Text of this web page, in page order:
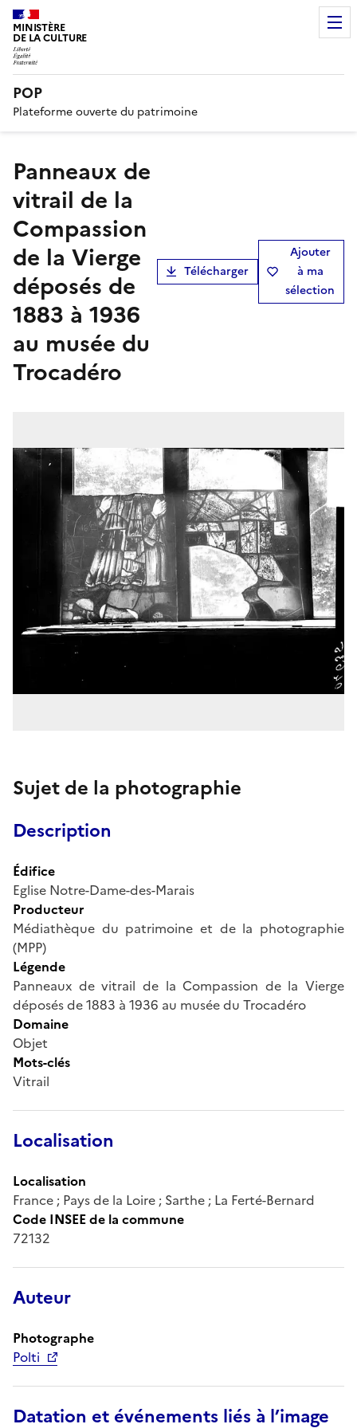
MINISTÈRE
DE LA CULTURE
POP
Plateforme ouverte du patrimoine
Panneaux de
vitrail de la
Compassion
de la Vierge
déposés de
1883 à 1936
au musée du
Trocadéro
Télécharger
Ajouter
à ma
sélection
Sujet de la photographie
Description
Édifice
Eglise Notre-Dame-des-Marais
Producteur
Médiathèque du patrimoine et de la photographie
(MPP)
Légende
Panneaux de vitrail de la Compassion de la Vierge
déposés de 1883 à 1936 au musée du Trocadéro
Domaine
Objet
Mots-clés
Vitrail
Localisation
Localisation
France ; Pays de la Loire ; Sarthe ; La Ferté-Bernard
Code INSEE de la commune
72132
Auteur
Photographe
Polti
Datation et événements liés à l’image